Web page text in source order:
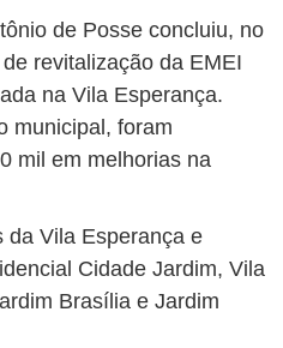
de Posse concluiu, no
revitalização da EMEI
na Vila Esperança.
municipal, foram
mil em melhorias na
da Vila Esperança e
Cidade Jardim, Vila
Brasília e Jardim